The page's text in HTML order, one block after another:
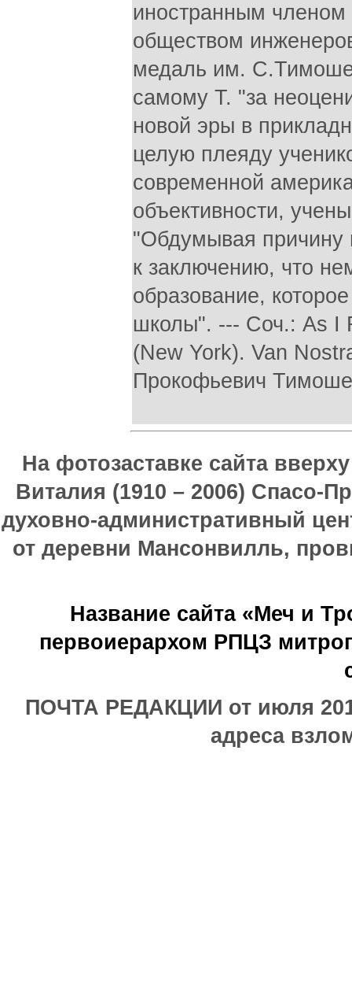
иностранным
обществом
медаль им.
самому Т. "за
новой эры в
целую плеяду
современной
объективности,
"Обдумывая причину
к заключению, что
образование,
школы". --- Соч.: As I
(New York). Van
Прокофьевич
На фотозаставке сайта
Виталия (1910 – 2006) Спасо-
духовно-административный
от деревни Мансонвилль,
Название сайта «Меч и
первоиерархом РПЦЗ
ПОЧТА РЕДАКЦИИ от июля
адреса